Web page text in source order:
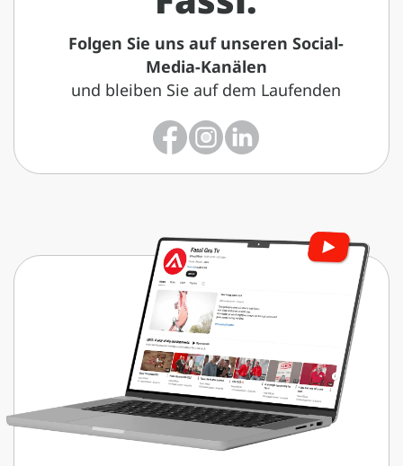
Folgen Sie uns auf unseren Social-
Media-Kanälen
und bleiben Sie auf dem Laufenden